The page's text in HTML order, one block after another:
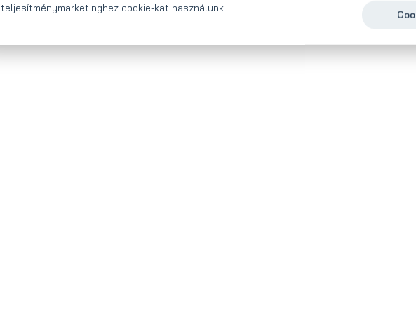
teljesítménymarketinghez cookie-kat használunk.